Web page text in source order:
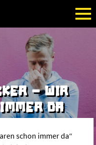
- WIR
IMMER DA
schon immer da“